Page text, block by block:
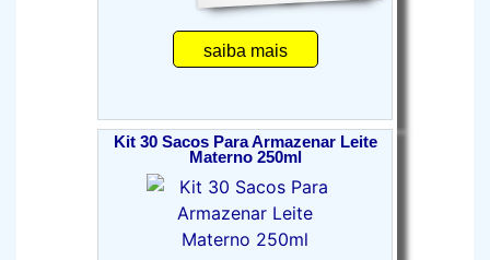
saiba mais
Kit 30 Sacos Para Armazenar Leite
Materno 250ml